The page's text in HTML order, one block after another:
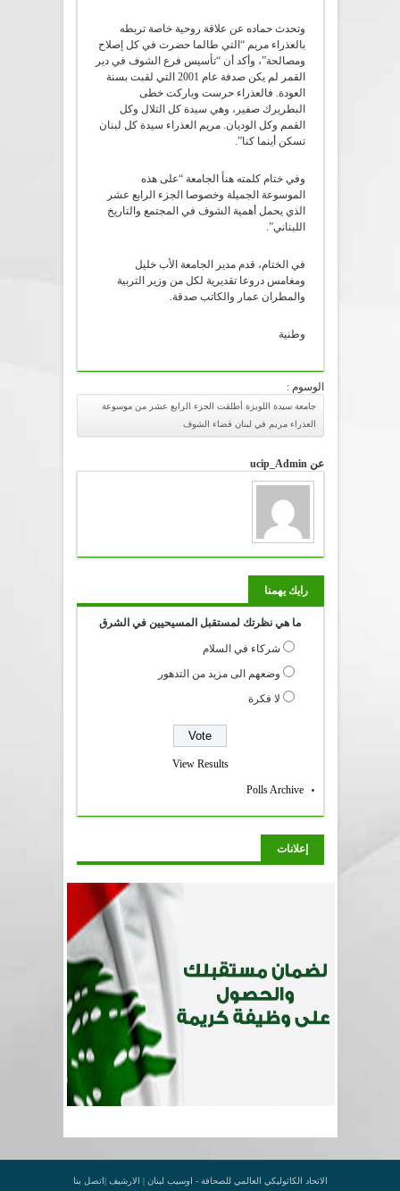
وتحدث حماده عن علاقة روحية خاصة تربطه
بالعذراء مريم “التي طالما حضرت في كل إصلاح
ومصالحة”، وأكد أن “تأسيس فرع الشوف في دير
القمر لم يكن صدفة عام 2001 التي لقبت بسنة
العودة. فالعذراء حرست وباركت خطى
البطريرك صفير، وهي سيدة كل التلال وكل
القمم وكل الوديان. مريم العذراء سيدة كل لبنان
تسكن أينما كنا”.
وفي ختام كلمته هنأ الجامعة “على هذه
الموسوعة الجميلة وخصوصا الجزء الرابع عشر
الذي يحمل أهمية الشوف في المجتمع والتاريخ
اللبناني”.
في الختام، قدم مدير الجامعة الأب خليل
ومغامس دروعا تقديرية لكل من وزير التربية
والمطران عمار والكاتب صدقة.
وطنية
الوسوم :
جامعة سيدة اللويزة أطلقت الجزء الرابع عشر من موسوعة
العذراء مريم في لبنان قضاء الشوف
عن ucip_Admin
رايك يهمنا
ما هي نظرتك لمستقبل المسيحيين في الشرق
شركاء في السلام
وضعهم الى مزيد من التدهور
لا فكرة
View Results
Polls Archive
إعلانات
الاتحاد الكاثوليكي العالمي للصحافة - اوسيب لبنان | الارشيف |اتصل بنا